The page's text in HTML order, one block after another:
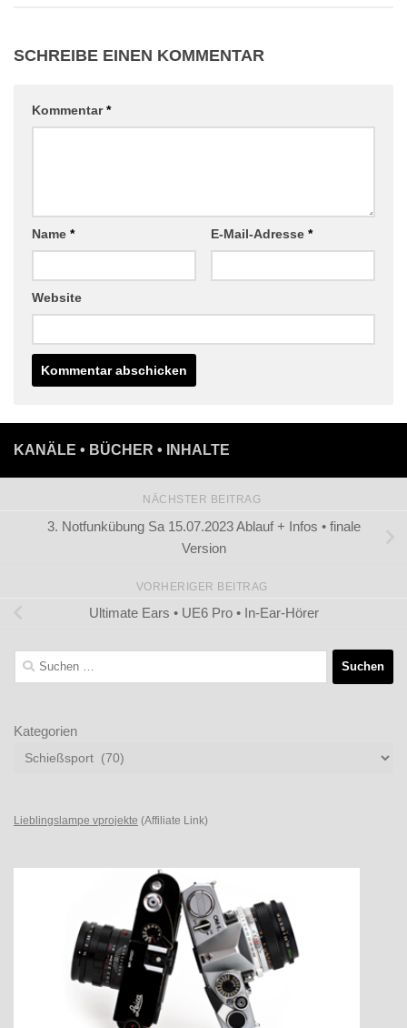
SCHREIBE EINEN KOMMENTAR
Kommentar*
Name * E-Mail-Adresse *
Website
KANÄLE • BÜCHER • INHALTE
NÄCHSTER BEITRAG
3. Notfunkübung Sa 15.07.2023 Ablauf + Infos • finale
Version
VORHERIGER BEITRAG
Ultimate Ears • UE6 Pro • In-Ear-Hörer
Suchen
nach:
Kategorien
Lieblingslampe vprojekte (Affiliate Link)